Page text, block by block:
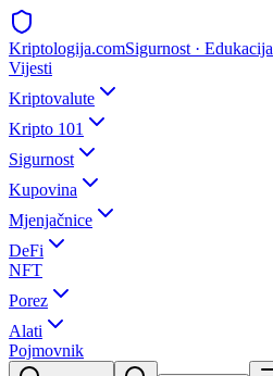
Kriptologija.comSigurnost · Edukacija
Vijesti
Kriptovalute
Kripto 101
Sigurnost
Kupovina
Mjenjačnice
DeFi
NFT
Porez
Alati
Pojmovnik